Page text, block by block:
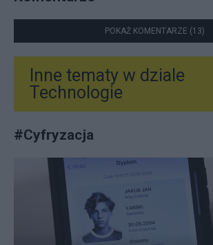
POKAŻ KOMENTARZE (13)
Inne tematy w dziale
Technologie
#Cyfryzacja